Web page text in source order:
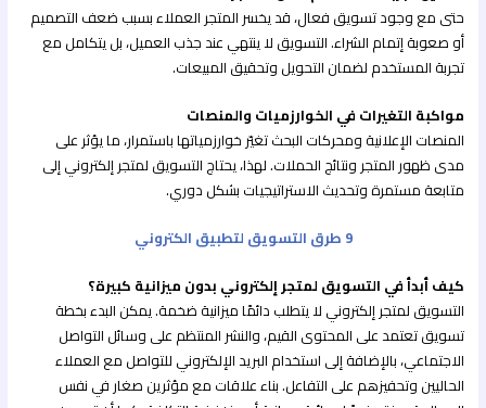
حتى مع وجود تسويق فعال، قد يخسر المتجر العملاء بسبب ضعف التصميم
أو صعوبة إتمام الشراء. التسويق لا ينتهي عند جذب العميل، بل يتكامل مع
تجربة المستخدم لضمان التحويل وتحقيق المبيعات.
مواكبة التغيرات في الخوارزميات والمنصات
المنصات الإعلانية ومحركات البحث تغيّر خوارزمياتها باستمرار، ما يؤثر على
مدى ظهور المتجر ونتائج الحملات. لهذا، يحتاج التسويق لمتجر إلكتروني إلى
متابعة مستمرة وتحديث الاستراتيجيات بشكل دوري.
9 طرق التسويق لتطبيق الكتروني
كيف أبدأ في التسويق لمتجر إلكتروني بدون ميزانية كبيرة؟
التسويق لمتجر إلكتروني لا يتطلب دائمًا ميزانية ضخمة. يمكن البدء بخطة
تسويق تعتمد على المحتوى القيم، والنشر المنتظم على وسائل التواصل
الاجتماعي، بالإضافة إلى استخدام البريد الإلكتروني للتواصل مع العملاء
الحاليين وتحفيزهم على التفاعل. بناء علاقات مع مؤثرين صغار في نفس